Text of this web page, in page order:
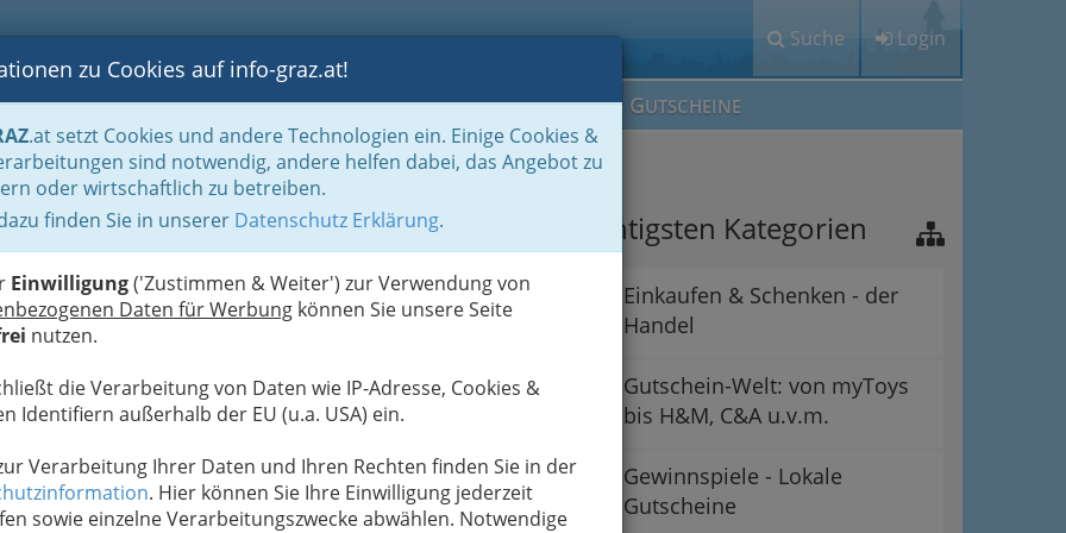
Suche Login
BLOGS FOTOS GASTRONOMIE BRANCHEN MEIN IG GUTSCHEINE
zu Cookies auf info-graz.at!
.at setzt Cookies und andere Technologien ein. Einige Cookies &
sind notwendig, andere helfen dabei, das Angebot zu
oder wirtschaftlich zu betreiben.
finden Sie in unserer Datenschutz Erklärung.
Einwilligung('Zustimmen & Weiter') zur Verwendung von
Daten für Werbung können Sie unsere Seite
nutzen.
die Verarbeitung von Daten wie IP-Adresse, Cookies &
Identifiern außerhalb der EU (u.a. USA) ein.
Verarbeitung Ihrer Daten und Ihren Rechten finden Sie in der
. Hier können Sie Ihre Einwilligung jederzeit
sowie einzelne Verarbeitungszwecke abwählen. Notwendige
Motor- Flugsportverein
Die wichtigsten Kategorien
Einkaufen & Schenken - der
Handel
Gutschein-Welt: von myToys
bis H&M, C&A u.v.m.
Gewinnspiele - Lokale
Gutscheine